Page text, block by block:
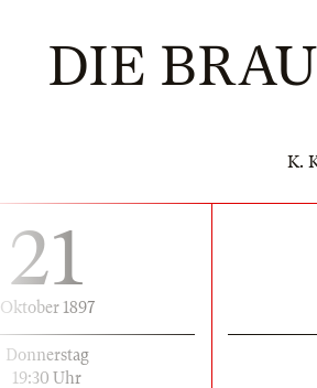
DIE
K.
21
Oktober 1897
Donnerstag
19:30 Uhr